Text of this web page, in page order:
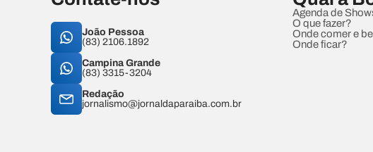
João Pessoa
(83) 2106.1892
Campina Grande
(83) 3315-3204
Redação
jornalismo@jornaldaparaiba.com.br
Agenda de
O que fazer?
Onde comer e
Onde ficar?